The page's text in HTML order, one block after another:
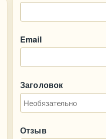
Email
Заголовок
Отзыв